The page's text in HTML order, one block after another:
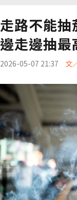
走路不能抽
邊走邊抽最
2026-05-07 21:37 文